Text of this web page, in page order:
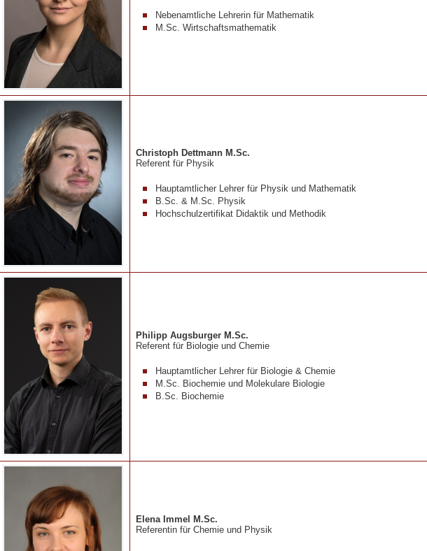
Nebenamtliche Lehrerin für Mathematik
M.Sc. Wirtschaftsmathematik
Christoph Dettmann M.Sc.
Referent für Physik
Hauptamtlicher Lehrer für Physik und Mathematik
B.Sc. & M.Sc. Physik
Hochschulzertifikat Didaktik und Methodik
Philipp Augsburger M.Sc.
Referent für Biologie und Chemie
Hauptamtlicher Lehrer für Biologie & Chemie
M.Sc. Biochemie und Molekulare Biologie
B.Sc. Biochemie
Elena Immel M.Sc.
Referentin für Chemie und Physik